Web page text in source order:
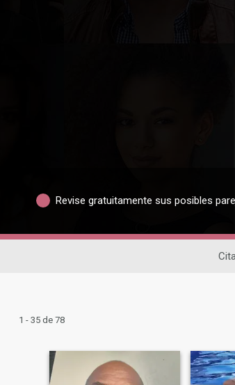
Revise gratuitamente sus posibles
1 - 35 de 78